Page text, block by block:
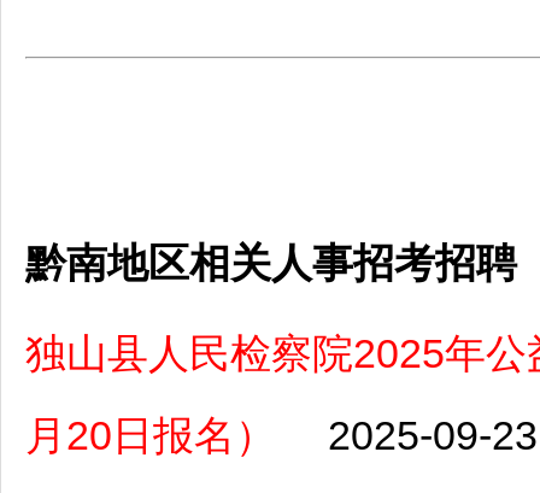
黔南地区相关人事招考招聘
独山县人民检察院2025年
月20日报名）
2025-09-23